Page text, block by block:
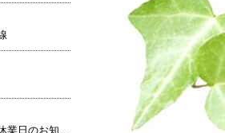
ゴールデンウィーク休業日のお知らせ